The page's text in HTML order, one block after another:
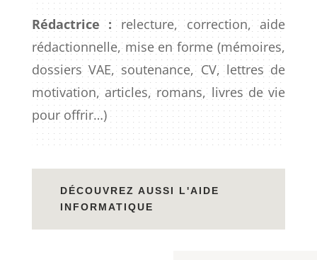
Rédactrice : relecture, correction, aide
rédactionnelle, mise en forme (mémoires,
dossiers VAE, soutenance, CV, lettres de
motivation, articles, romans, livres de vie
pour offrir…)
DÉCOUVREZ AUSSI L'AIDE
INFORMATIQUE